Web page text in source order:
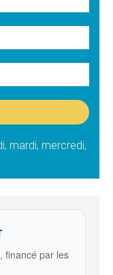
mardi, mercredi,
financé par les